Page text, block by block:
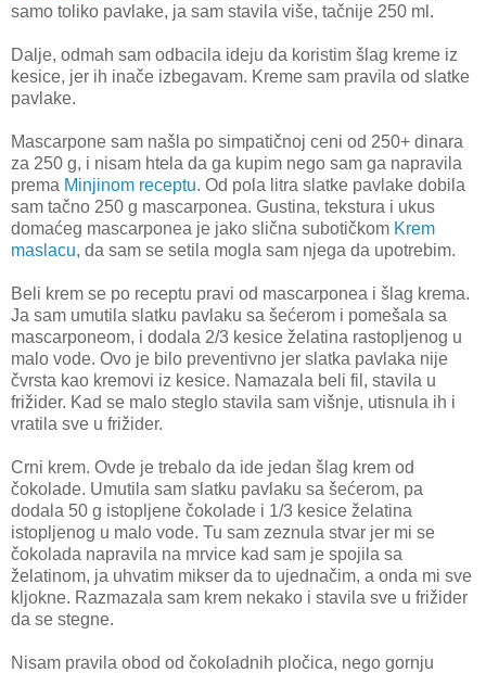
samo toliko pavlake, ja sam stavila više, tačnije 250 ml.
Dalje, odmah sam odbacila ideju da koristim šlag kreme iz
kesice, jer ih inače izbegavam. Kreme sam pravila od slatke
pavlake.
Mascarpone sam našla po simpatičnoj ceni od 250+ dinara
za 250 g, i nisam htela da ga kupim nego sam ga napravila
prema Minjinom receptu. Od pola litra slatke pavlake dobila
sam tačno 250 g mascarponea. Gustina, tekstura i ukus
domaćeg mascarponea je jako slična subotičkom Krem
maslacu, da sam se setila mogla sam njega da upotrebim.
Beli krem se po receptu pravi od mascarponea i šlag krema.
Ja sam umutila slatku pavlaku sa šećerom i pomešala sa
mascarponeom, i dodala 2/3 kesice želatina rastopljenog u
malo vode. Ovo je bilo preventivno jer slatka pavlaka nije
čvrsta kao kremovi iz kesice. Namazala beli fil, stavila u
frižider. Kad se malo steglo stavila sam višnje, utisnula ih i
vratila sve u frižider.
Crni krem. Ovde je trebalo da ide jedan šlag krem od
čokolade. Umutila sam slatku pavlaku sa šećerom, pa
dodala 50 g istopljene čokolade i 1/3 kesice želatina
istopljenog u malo vode. Tu sam zeznula stvar jer mi se
čokolada napravila na mrvice kad sam je spojila sa
želatinom, ja uhvatim mikser da to ujednačim, a onda mi sve
kljokne. Razmazala sam krem nekako i stavila sve u frižider
da se stegne.
Nisam pravila obod od čokoladnih pločica, nego gornju